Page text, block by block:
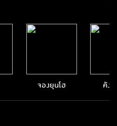
จองยุนโฮ คัง